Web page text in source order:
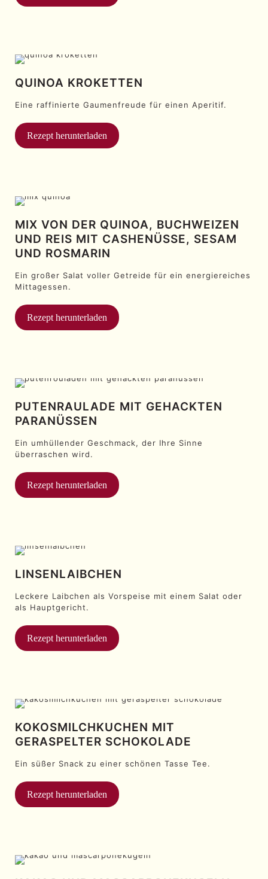
QUINOA KROKETTEN
Eine raffinierte Gaumenfreude für einen Aperitif.
Rezept herunterladen
MIX VON DER QUINOA, BUCHWEIZEN
UND REIS MIT CASHENÜSSE, SESAM
UND ROSMARIN
Ein großer Salat voller Getreide für ein energiereiches
Mittagessen.
Rezept herunterladen
PUTENRAULADE MIT GEHACKTEN
PARANÜSSEN
Ein umhüllender Geschmack, der Ihre Sinne
überraschen wird.
Rezept herunterladen
LINSENLAIBCHEN
Leckere Laibchen als Vorspeise mit einem Salat oder
als Hauptgericht.
Rezept herunterladen
KOKOSMILCHKUCHEN MIT
GERASPELTER SCHOKOLADE
Ein süßer Snack zu einer schönen Tasse Tee.
Rezept herunterladen